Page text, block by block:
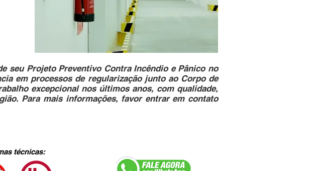
seu Projeto Preventivo Contra Incêndio e Pânico no
em processos de regularização junto ao Corpo de
excepcional nos últimos anos, com qualidade,
Para mais informações, favor entrar em contato
técnicas: